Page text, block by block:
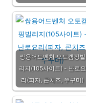
쌍용어드벤처 오토캠핑빌
리지(105사이트) - 난로요
리(피자, 콘치즈, 쭈꾸미)